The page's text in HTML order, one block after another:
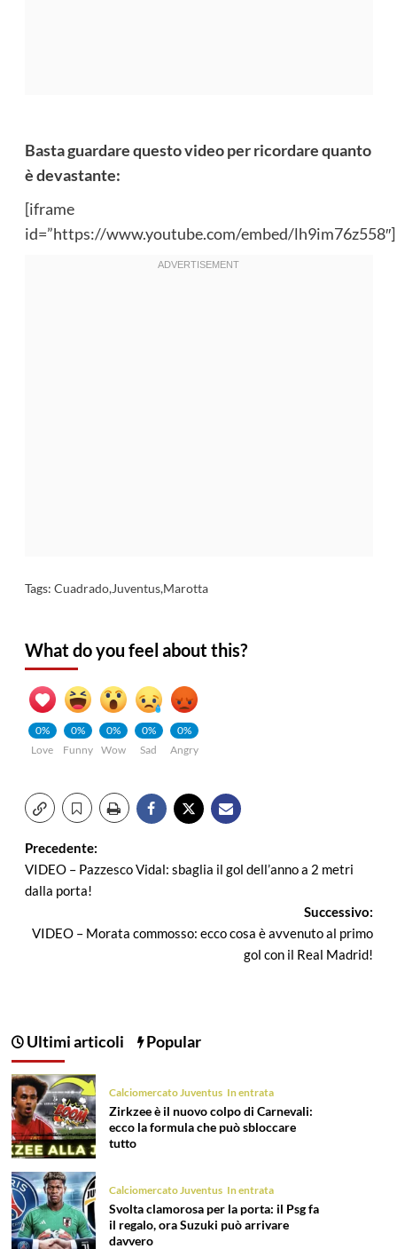
Basta guardare questo video per ricordare quanto
è devastante:
[iframe
id=”https://www.youtube.com/embed/lh9im76z558″]
Tags: Cuadrado,Juventus,Marotta
What do you feel about this?
0%
Love
0%
Funny
0%
Wow
0%
Sad
0%
Angry
Navigazione
articolo
Precedente:
VIDEO – Pazzesco Vidal: sbaglia il gol dell’anno a 2 metri
dalla porta!
Successivo:
VIDEO – Morata commosso: ecco cosa è avvenuto al primo
gol con il Real Madrid!
Ultimi articoli Popular
Calciomercato Juventus In entrata
Zirkzee è il nuovo colpo di Carnevali:
ecco la formula che può sbloccare
tutto
Calciomercato Juventus In entrata
Svolta clamorosa per la porta: il Psg fa
il regalo, ora Suzuki può arrivare
davvero